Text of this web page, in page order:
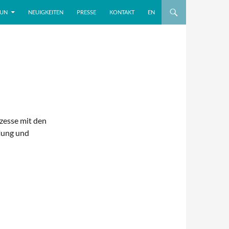
NEUIGKEITEN PRESSE KONTAKT EN
mit den
und